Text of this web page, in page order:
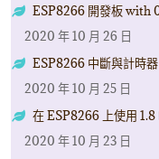
ESP8266 開發板 with
2020 年 10 月 26 日
ESP8266 中斷與計時器
2020 年 10 月 25 日
在 ESP8266 上使用
2020 年 10 月 23 日